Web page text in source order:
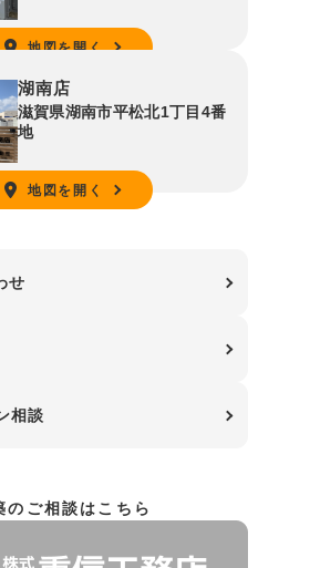
地図を開く
湖南店
滋賀県湖南市平松北1丁目4番
地
地図を開く
せ
相談
のご相談はこちら